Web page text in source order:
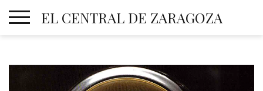
EL CENTRAL DE ZARAGOZA